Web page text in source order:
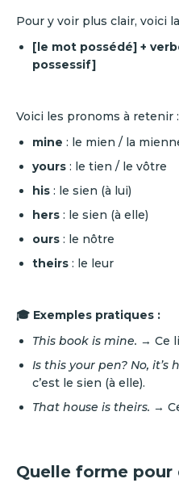
Pour y voir plus clair, voici
[le mot possédé] +
possessif]
Voici les pronoms à retenir :
mine : le mien / la
yours : le tien / le vôtre
his : le sien (à lui)
hers : le sien (à elle)
ours : le nôtre
theirs : le leur
🎓 Exemples pratiques :
This book is mine. → Ce
Is this your pen? No, it’s
c’est le sien (à elle).
That house is theirs. →
Quelle forme